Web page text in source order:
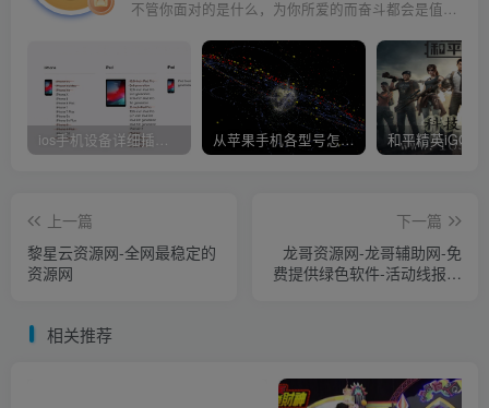
从苹果手机各型号怎么越狱到怎么开科技完整教程
上一篇
黎星云资源网-全网最稳定的
资源网
下一篇
龙哥资源网-龙哥辅助网-免
费提供绿色软件-活动线报以
相关推荐